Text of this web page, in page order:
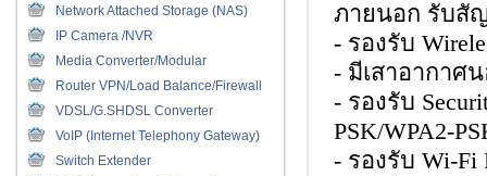
Network Attached Storage (NAS)
IP Camera /NVR
Media Converter/Modular
Router VPN/Load Balance/Firewall
VDSL/G.SHDSL Converter
VoIP (Internet Telephony Gateway)
Switch Extender
ภายนอก รับสั
- รองรับ
- มีเสาอากาศ
- รองรับ
PSK/WPA2-
- รองรับ Wi-Fi